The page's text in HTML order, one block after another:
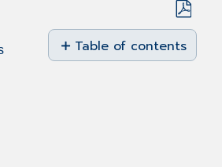
Save
as
PDF
Table of contents
No